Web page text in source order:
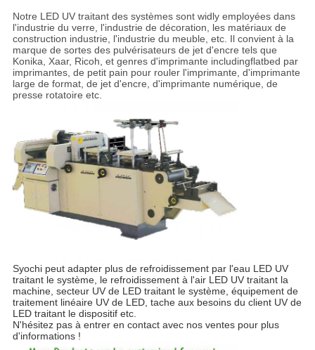
Notre LED UV traitant des systèmes sont widly employées dans
l'industrie du verre, l'industrie de décoration, les matériaux de
construction industrie, l'industrie du meuble, etc. Il convient à la
marque de sortes des pulvérisateurs de jet d'encre tels que
Konika, Xaar, Ricoh, et genres d'imprimante includingflatbed par
imprimantes, de petit pain pour rouler l'imprimante, d'imprimante
large de format, de jet d'encre, d'imprimante numérique, de
presse rotatoire etc.
Syochi peut adapter plus de refroidissement par l'eau LED UV
traitant le système, le refroidissement à l'air LED UV traitant la
machine, secteur UV de LED traitant le système, équipement de
traitement linéaire UV de LED, tache aux besoins du client UV de
LED traitant le dispositif etc.
N'hésitez pas à entrer en contact avec nos ventes pour plus
d'informations !